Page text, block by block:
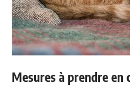
Mesures à prendre en